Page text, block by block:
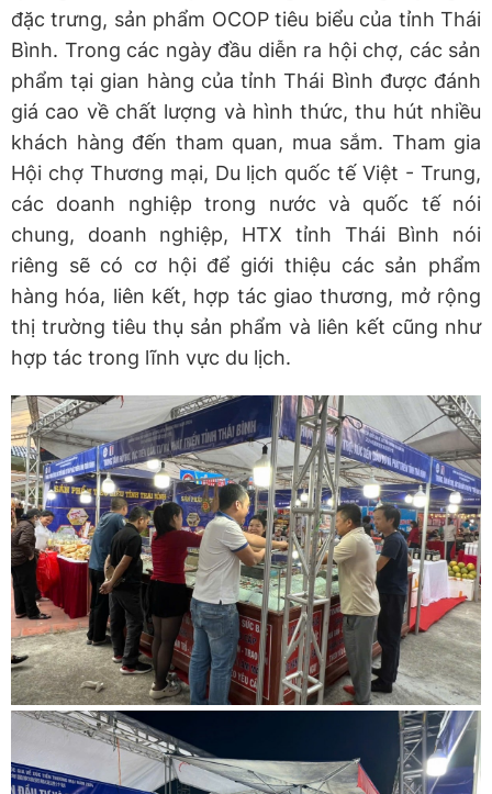
đặc trưng, sản phẩm OCOP tiêu biểu của tỉnh Thái
Bình. Trong các ngày đầu diễn ra hội chợ, các sản
phẩm tại gian hàng của tỉnh Thái Bình được đánh
giá cao về chất lượng và hình thức, thu hút nhiều
khách hàng đến tham quan, mua sắm. Tham gia
Hội chợ Thương mại, Du lịch quốc tế Việt - Trung,
các doanh nghiệp trong nước và quốc tế nói
chung, doanh nghiệp, HTX tỉnh Thái Bình nói
riêng sẽ có cơ hội để giới thiệu các sản phẩm
hàng hóa, liên kết, hợp tác giao thương, mở rộng
thị trường tiêu thụ sản phẩm và liên kết cũng như
hợp tác trong lĩnh vực du lịch.